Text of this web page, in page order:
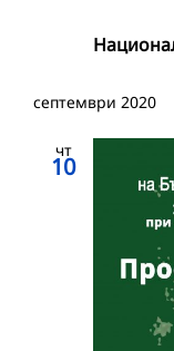
септември 2020
чт
10